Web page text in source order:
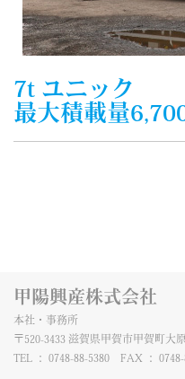
7t ユニック
最大積載量
甲陽興産株式会社
本社・事務所
〒520-3433 滋賀県甲賀市甲賀町大
TEL ： 0748-88-5380 FAX ： 0748-